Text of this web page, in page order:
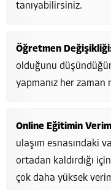
tanıyabilirsiniz.
Öğretmen
olduğunu
yapmanız her zaman
Online Eğitimin
ulaşım esnasındaki
ortadan kaldırdığı
çok daha yüksek